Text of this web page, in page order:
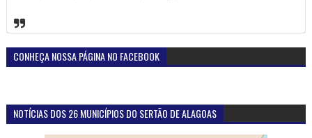
CONHEÇA NOSSA PÁGINA NO FACEBOOK
NOTÍCIAS DOS 26 MUNICÍPIOS DO SERTÃO DE ALAGOAS